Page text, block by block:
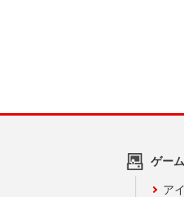
ゲー
ア